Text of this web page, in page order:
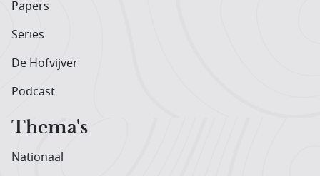
Papers
Series
De Hofvijver
Podcast
Thema's
Nationaal